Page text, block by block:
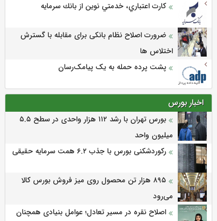
كارت اعتباري، خدمتي نوين از بانك سرمايه
ضرورت اصلاح نظام بانکی برای مقابله با گسترش
اختلاس ها
پشت پرده حمله به یک پیامک‌رسان
اخبار بورس
بورس تهران با رشد ۱۱۲ هزار واحدی در سطح ۵.۵
میلیون واحد
رکوردشکنی بورس با جذب ۶.۲ همت سرمایه حقیقی
۸۹۵ هزار تن محصول روی میز فروش بورس کالا
می‌‌رود
اصلاح نقره در مسیر تعادل؛ عوامل بنیادی همچنان